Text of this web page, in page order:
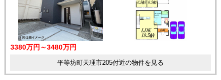
3380万円～3480万円
平等坊町天理市205付近の物件を見る